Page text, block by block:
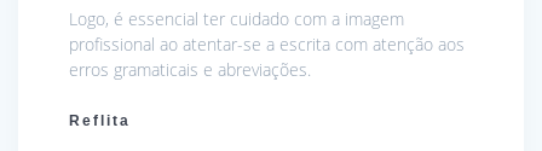
Logo, é essencial ter cuidado com a imagem
profissional ao atentar-se a escrita com atenção aos
erros gramaticais e abreviações.
Reflita